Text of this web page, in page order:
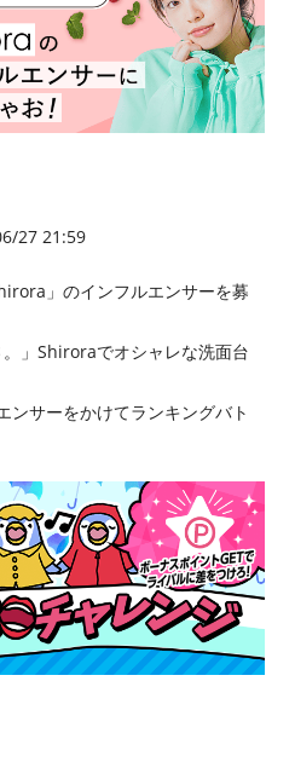
27 21:59
」のインフルエンサーを募
。」Shiroraでオシャレな洗面台
ンサーをかけてランキングバト